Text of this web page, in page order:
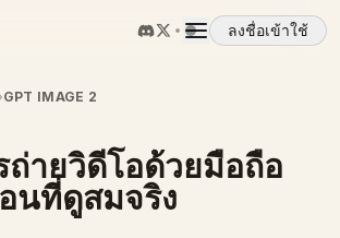
ลงชื่อเข้าใช้
›GPT IMAGE 2
ถ่ายวิดีโอด้วยมือถือ
นที่ดูสมจริง